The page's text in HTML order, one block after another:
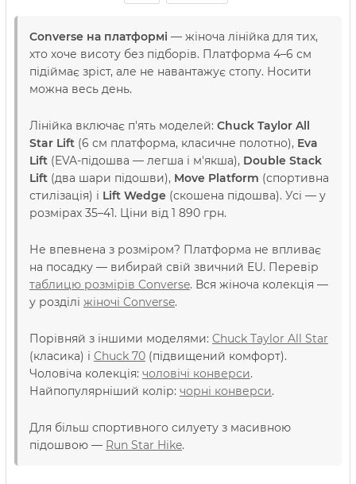
Converse на платформі — жіноча лінійка для тих,
хто хоче висоту без підборів. Платформа 4–6 см
підіймає зріст, але не навантажує стопу. Носити
можна весь день.
Лінійка включає п'ять моделей: Chuck Taylor All
Star Lift (6 см платформа, класичне полотно), Eva
Lift (EVA-підошва — легша і м'якша), Double Stack
Lift (два шари підошви), Move Platform (спортивна
стилізація) і Lift Wedge (скошена підошва). Усі — у
розмірах 35–41. Ціни від 1 890 грн.
Не впевнена з розміром? Платформа не впливає
на посадку — вибирай свій звичний EU. Перевір
таблицю розмірів Converse. Вся жіноча колекція —
у розділі жіночі Converse.
Порівняй з іншими моделями: Chuck Taylor All Star
(класика) і Chuck 70 (підвищений комфорт).
Чоловіча колекція: чоловічі конверси.
Найпопулярніший колір: чорні конверси.
Для більш спортивного силуету з масивною
підошвою — Run Star Hike.